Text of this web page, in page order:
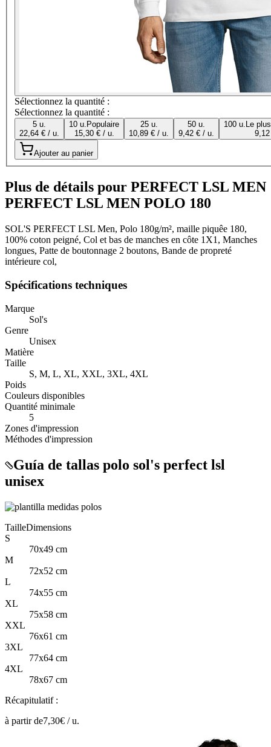
Sélectionnez la quantité :
Sélectionnez la quantité :
5 u.
22,64 € / u.
10 u. Populaire
15,30 € / u.
25 u.
10,89 € / u.
50 u.
9,42 € / u.
100 u. Le
Ajouter au panier
Plus de détails pour PERFECT LSL MEN
PERFECT LSL MEN POLO 180
SOL'S PERFECT LSL Men, Polo 180g/m², maille piquêe 180,
100% coton peigné, Col et bas de manches en côte 1X1, Manches
longues, Patte de boutonnage 2 boutons, Bande de propreté
intérieure col,
Spécifications techniques
Marque
Sol's
Genre
Unisex
Matière
Taille
S, M, L, XL, XXL, 3XL, 4XL
Poids
Couleurs disponibles
Quantité minimale
5
Zones d'impression
Méthodes d'impression
Guía de tallas polo sol's perfect lsl
unisex
TailleDimensions
S
70x49 cm
M
72x52 cm
L
74x55 cm
XL
75x58 cm
XXL
76x61 cm
3XL
77x64 cm
4XL
78x67 cm
Récapitulatif :
à partir de7,30€ /u.